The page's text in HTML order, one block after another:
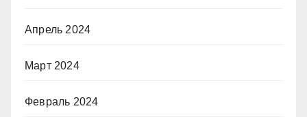
Апрель 2024
Март 2024
Февраль 2024